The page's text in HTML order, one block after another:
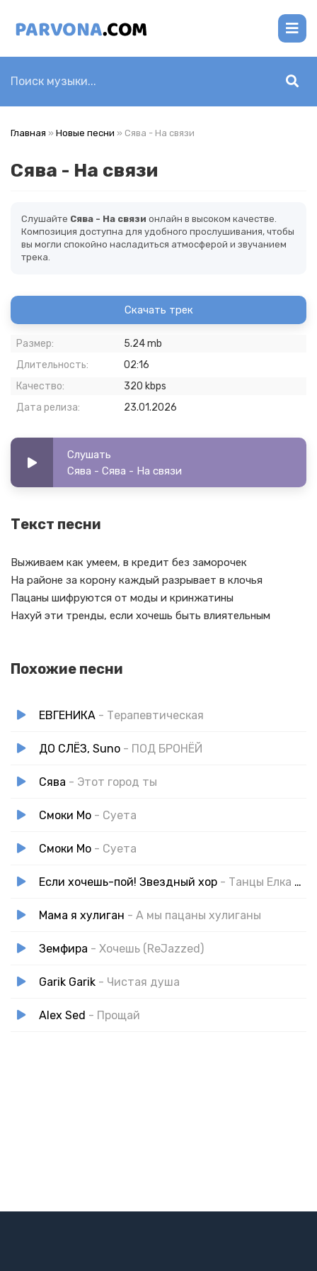
Главная » Новые песни » Сява - На связи
Сява - На связи
Слушайте Сява - На связи онлайн в высоком качестве.
Композиция доступна для удобного прослушивания, чтобы
вы могли спокойно насладиться атмосферой и звучанием
трека.
Скачать трек
Размер:
5.24 mb
Длительность:
02:16
Качество:
320 kbps
Дата релиза:
23.01.2026
Слушать
Сява - Сява - На связи
Текст песни
Выживаем как умеем, в кредит без заморочек
На районе за корону каждый разрывает в клочья
Пацаны шифруются от моды и кринжатины
Нахуй эти тренды, если хочешь быть влиятельным
Похожие песни
ЕВГЕНИКА - Терапевтическая
ДО СЛЁЗ, Suno - ПОД БРОНЁЙ
Сява - Этот город ты
Смоки Мо - Суета
Смоки Мо - Суета
Если хочешь-пой! Звездный хор - Танцы Елка Новый Год
Мама я хулиган - А мы пацаны хулиганы
Земфира - Хочешь (ReJazzed)
Garik Garik - Чистая душа
Alex Sed - Прощай